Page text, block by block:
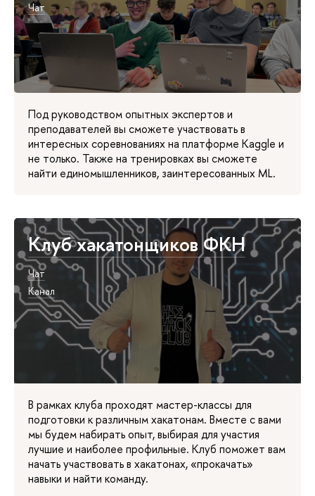
Чат
Под руководством опытных экспертов и
преподавателей вы сможете участвовать в
интересных соревнованиях на платформе Kaggle и
не только. Также на тренировках вы сможете
найти единомышленников, заинтересованных ML.
Клуб хакатонщиков ФКН
Чат
Канал
В рамках клуба проходят мастер-классы для
подготовки к различным хакатонам. Вместе с вами
мы будем набирать опыт, выбирая для участия
лучшие и наиболее профильные. Клуб поможет вам
начать участвовать в хакатонах, «прокачать»
навыки и найти команду.